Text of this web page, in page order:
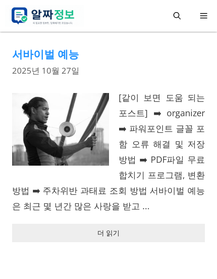
메
서바이벌 예능
2025년 10월 27일
[같이 보면 도움 되는
포스트] ➡️ organizer
➡️ 파워포인트 글꼴 포
함 오류 해결 및 저장
방법 ➡️ PDF파일 무료
합치기 프로그램, 변환
방법 ➡️ 주차위반 과태료 조회 방법 서바이벌 예능
은 최근 몇 년간 많은 사랑을 받고 ...
더 읽기